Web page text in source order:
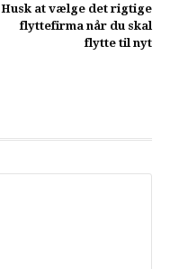
Husk at vælge det rigtige
flyttefirma når du skal
flytte til nyt